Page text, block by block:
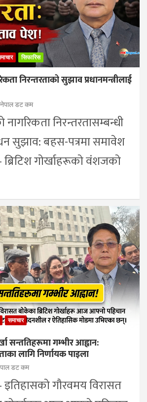
सिफारिस
निरन्तरताको सुझाव प्रधानमन्त्रीलाई
डट कम
नागरिकता निरन्तरतासम्बन्धी
सुझाव: बहस-पत्रमा समावेश
गोर्खाहरूको वंशजको
समाचार
सन्ततिहरूमा गम्भीर आह्वान:
लागि निर्णायक पाइला
डट कम
गौरवमय विरासत